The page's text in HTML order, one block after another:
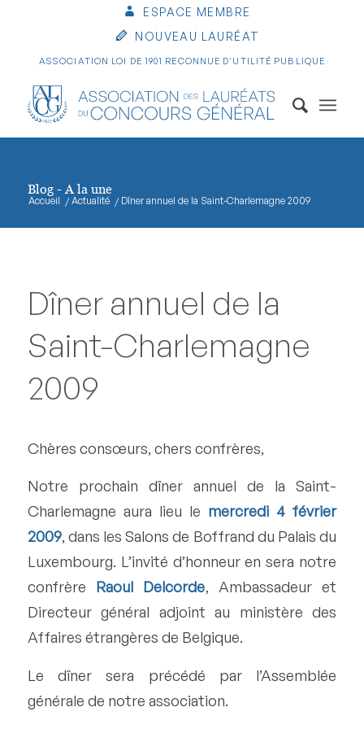
ESPACE MEMBRE
NOUVEAU LAURÉAT
ASSOCIATION LOI DE 1901 RECONNUE D'UTILITÉ PUBLIQUE
Blog - A la une
Accueil / Actualité / Dîner annuel de la Saint-Charlemagne 2009
Dîner annuel de la
Saint-Charlemagne
2009
Chères consœurs, chers confrères,
Notre prochain dîner annuel de la Saint-
Charlemagne aura lieu le mercredi 4 février
2009, dans les Salons de Boffrand du Palais du
Luxembourg. L’invité d’honneur en sera notre
confrère Raoul Delcorde, Ambassadeur et
Directeur général adjoint au ministère des
Affaires étrangères de Belgique.
Le dîner sera précédé par l’Assemblée
générale de notre association.